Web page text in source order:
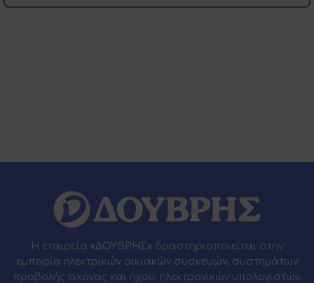
Η εταιρεία «ΔΟΥΒΡΗΣ» δραστηριοποιείται στην
εμπορία ηλεκτρικών οικιακών συσκευών, συστημάτων
προβολής εικόνας και ήχου, ηλεκτρονικών υπολογιστών,